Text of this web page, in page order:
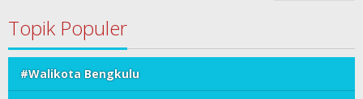
Topik Populer
#Walikota Bengkulu